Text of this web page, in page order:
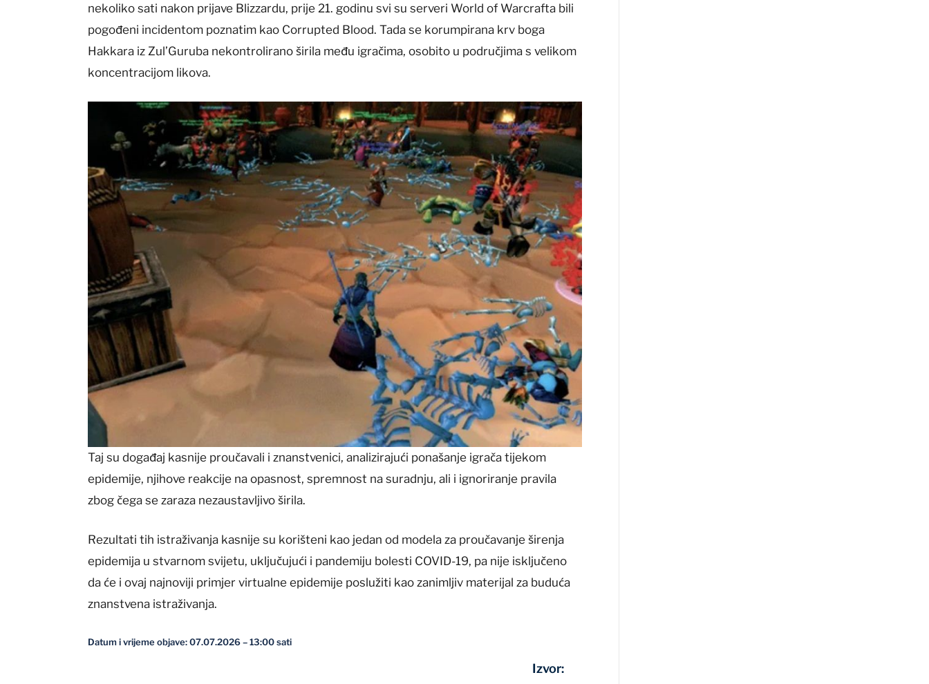
nekoliko sati nakon prijave Blizzardu, prije 21. godinu svi su serveri World of Warcrafta bili
pogođeni incidentom poznatim kao Corrupted Blood. Tada se korumpirana krv boga
Hakkara iz Zul’Guruba nekontrolirano širila među igračima, osobito u područjima s velikom
koncentracijom likova.
Taj su događaj kasnije proučavali i znanstvenici, analizirajući ponašanje igrača tijekom
epidemije, njihove reakcije na opasnost, spremnost na suradnju, ali i ignoriranje pravila
zbog čega se zaraza nezaustavljivo širila.
Rezultati tih istraživanja kasnije su korišteni kao jedan od modela za proučavanje širenja
epidemija u stvarnom svijetu, uključujući i pandemiju bolesti COVID-19, pa nije isključeno
da će i ovaj najnoviji primjer virtualne epidemije poslužiti kao zanimljiv materijal za buduća
znanstvena istraživanja.
Datum i vrijeme objave: 07.07.2026 – 13:00 sati
Izvor: